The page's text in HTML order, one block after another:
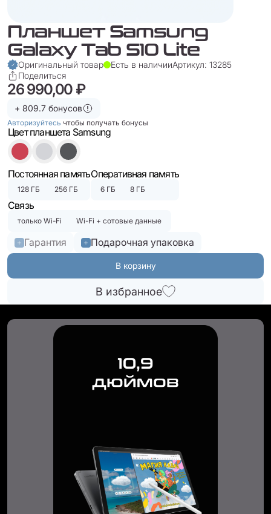
Планшет Samsung
Galaxy Tab S10 Lite
Оригинальный товар Есть в наличииАртикул: 13285
Поделиться
26 990,00 ₽
+ 809.7 бонусов
Авторизуйтесь чтобы получать бонусы
Цвет планшета Samsung
Постоянная память
128 ГБ 256 ГБ
Оперативная память
6 ГБ 8 ГБ
Связь
только Wi-Fi Wi-Fi + сотовые данные
Гарантия Подарочная упаковка
В корзину
В избранное